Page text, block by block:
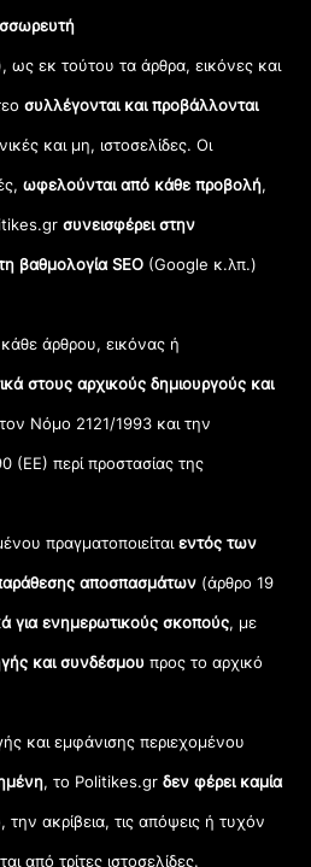
ως εκ τούτου τα άρθρα, εικόνες και
συλλέγονται και προβάλλονται
και μη, ιστοσελίδες. Οι
ωφελούνται από κάθε προβολή,
συνεισφέρει στην
βαθμολογία SEO (Google κ.λπ.)
άρθρου, εικόνας ή
στους αρχικούς δημιουργούς και
Νόμο 2121/1993 και την
(ΕΕ) περί προστασίας της
πραγματοποιείταιεντός των
αποσπασμάτων (άρθρο 19
για ενημερωτικούς σκοπούς, με
και συνδέσμου προς το αρχικό
και εμφάνισης περιεχομένου
, το Politikes.grδεν φέρει καμία
την ακρίβεια, τις απόψεις ή τυχόν
από τρίτες ιστοσελίδες.